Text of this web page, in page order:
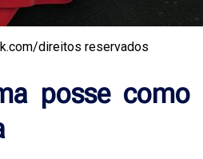
direitos reservados
posse como